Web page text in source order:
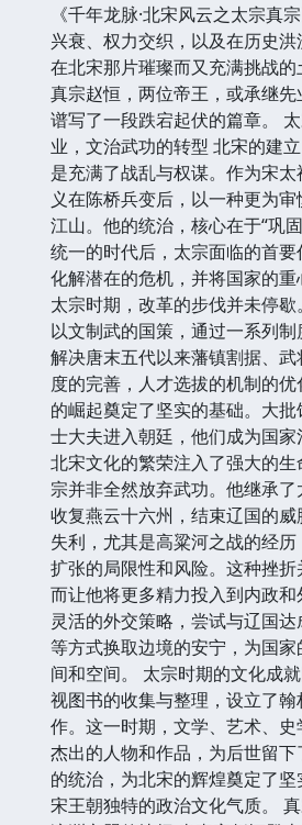
《千年龙脉·北宋风云之太宗真
兴衰、权力交织，以及在历史洪
在北宋那片璀璨而又充满挑战
真宗赵恒，两位帝王，或承继
谱写了一段跌宕起伏的篇章。
业，文治武功的转型 北宋的建
是充满了战乱与权谋。作为宋
义在陈桥兵变后，以一种更为
江山。他的统治，核心在于“巩
统一的时代后，太宗面临的首要
化解潜在的危机，并将国家的重
太宗时期，改革的步伐并未停
以文制武的国策，通过一系列
解决唐末五代以来藩镇割据、
度的完善，人才选拔的机制的
的崛起奠定了坚实的基础。大
士大夫进入朝廷，他们成为国
北宋文化的繁荣注入了强大的
宗并非全然放弃武功。他继承
收复燕云十六州，结束辽国的
失利，尤其是高粱河之战的经
扩张的局限性和风险。这种挫
而让他将更多精力投入到内政
灵活的外交策略，尝试与辽国
等方式换取边境的安宁，为国
间和空间。 太宗时期的文化成
视图书的收集与整理，设立了
作。这一时期，文学、艺术、
杰出的人物和作品，为后世留
的统治，为北宋的辉煌奠定了
宋王朝独特的政治文化气质。